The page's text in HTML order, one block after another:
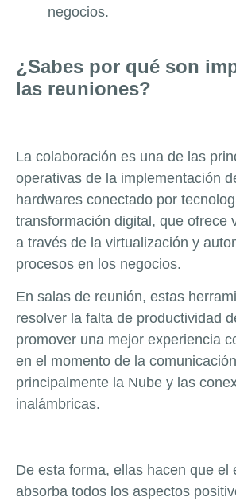
negocios.
¿Sabes por qué son
las reuniones?
La colaboración es una de las
operativas de la implementación
hardwares conectado por
transformación digital, que ofrece
a través de la virtualización y
procesos en los negocios.
En salas de reunión, estas
resolver la falta de productividad
promover una mejor experiencia
en el momento de la
principalmente la Nube y las
inalámbricas.
De esta forma, ellas hacen que el
absorba todos los aspectos